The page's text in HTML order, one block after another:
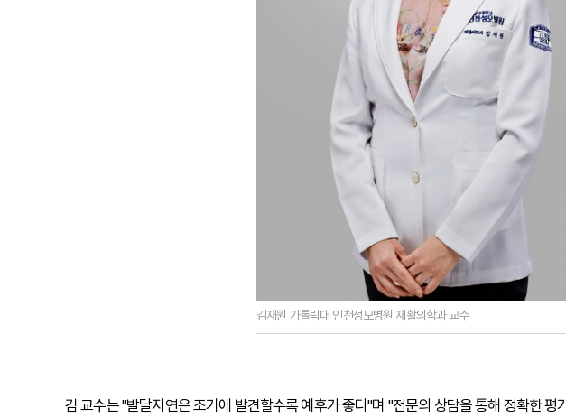
김재원 가톨릭대 인천성모병원 재활의학과 교수
김 교수는 "발달지연은 조기에 발견할수록 예후가 좋다"며 "전문의 상담을 통해 정확한 평